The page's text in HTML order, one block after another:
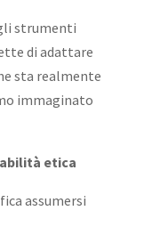
strumenti
di adattare
sta realmente
immaginato
etica
assumersi